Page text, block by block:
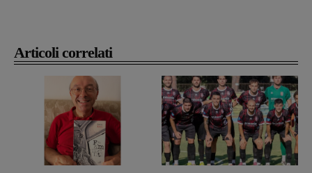
Articoli correlati